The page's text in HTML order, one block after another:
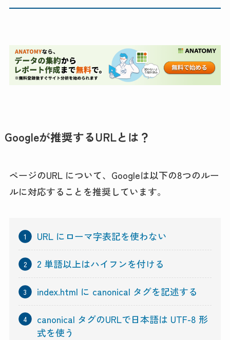
Googleが推奨するURLとは？
ページのURL について、Googleは以下の8つのルー
ルに対応することを推奨しています。
URL にローマ字表記を使わない
2 単語以上はハイフンを付ける
index.html に canonical タグを記述する
canonical タグのURLで日本語は UTF-8 形
式を使う